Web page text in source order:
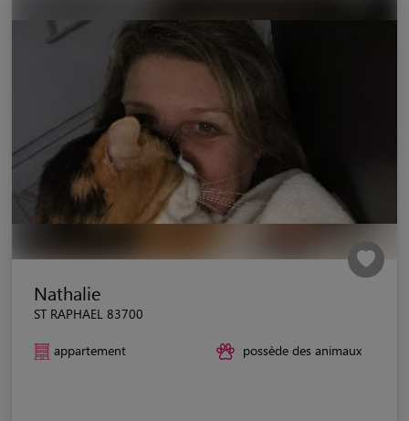
Nathalie
ST RAPHAEL 83700
appartement possède des animaux